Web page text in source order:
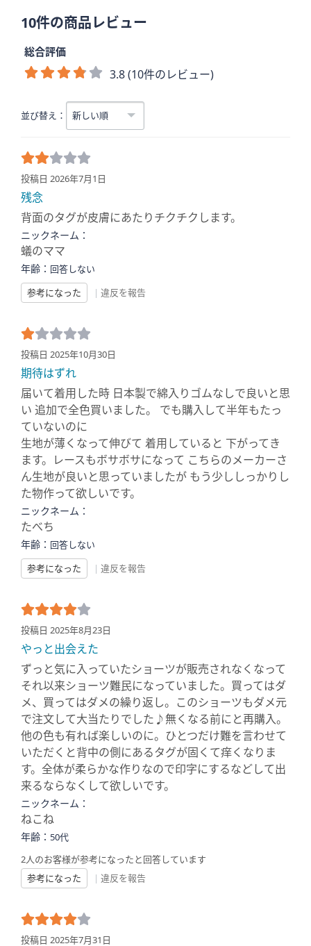
10件の商品レビュー
総合評価
3.8 (10件のレビュー)
並び替え：
投稿日 2026年7月1日
残念
背面のタグが皮膚にあたりチクチクします。
ニックネーム：
蟻のママ
年齢： 回答しない
参考になった
| 違反を報告
投稿日 2025年10月30日
期待はずれ
届いて着用した時 日本製で綿入りゴムなしで良いと思
い 追加で全色買いました。 でも購入して半年もたっ
ていないのに
生地が薄くなって伸びて 着用していると 下がってき
ます。レースもボサボサになって こちらのメーカーさ
ん生地が良いと思っていましたが もう少ししっかりし
た物作って欲しいです。
ニックネーム：
たべち
年齢： 回答しない
参考になった
| 違反を報告
投稿日 2025年8月23日
やっと出会えた
ずっと気に入っていたショーツが販売されなくなって
それ以来ショーツ難民になっていました。買ってはダ
メ、買ってはダメの繰り返し。このショーツもダメ元
で注文して大当たりでした♪無くなる前にと再購入。
他の色も有れば楽しいのに。ひとつだけ難を言わせて
いただくと背中の側にあるタグが固くて痒くなりま
す。全体が柔らかな作りなので印字にするなどして出
来るならなくして欲しいです。
ニックネーム：
ねこね
年齢： 50代
2人のお客様が参考になったと回答しています
参考になった
| 違反を報告
投稿日 2025年7月31日